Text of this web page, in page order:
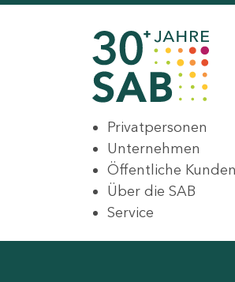
Privatpersonen
Unternehmen
Öffentliche Kunden
Über die SAB
Service